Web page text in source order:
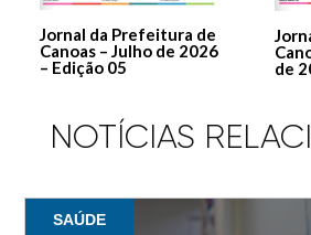
Jornal da Prefeitura de
Canoas – Julho de 2026
– Edição 05
de
NOTÍCIAS
SAÚDE